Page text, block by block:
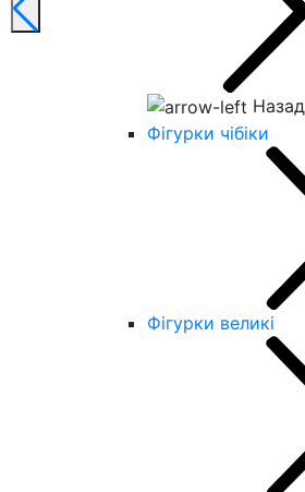
Назад
Фігурки чібіки
Фігурки великі